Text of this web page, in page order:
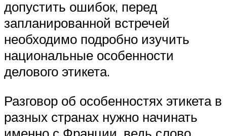
допустить ошибок, перед
запланированной встречей
необходимо подробно изучить
национальные особенности
делового этикета.
Разговор об особенностях этикета в
разных странах нужно начинать